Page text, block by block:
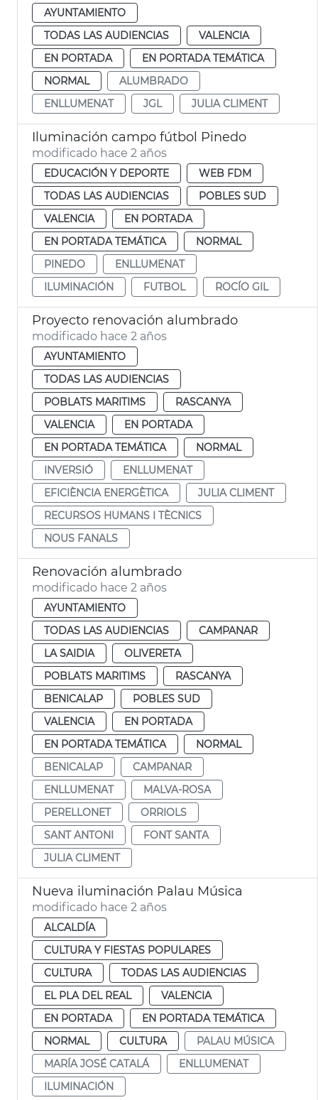
AYUNTAMIENTO
TODAS LAS AUDIENCIAS
VALENCIA
EN PORTADA
EN PORTADA TEMÁTICA
NORMAL
ALUMBRADO
ENLLUMENAT
JGL JULIA CLIMENT
Iluminación campo fútbol Pinedo
modificado hace 2 años
EDUCACIÓN Y DEPORTE
WEB FDM
TODAS LAS AUDIENCIAS
POBLES SUD
VALENCIA
EN PORTADA
EN PORTADA TEMÁTICA
NORMAL
PINEDO
ENLLUMENAT
ILUMINACIÓN
FUTBOL ROCÍO GIL
Proyecto renovación alumbrado
modificado hace 2 años
AYUNTAMIENTO
TODAS LAS AUDIENCIAS
POBLATS MARITIMS
RASCANYA
VALENCIA
EN PORTADA
EN PORTADA TEMÁTICA
NORMAL
INVERSIÓ
ENLLUMENAT
EFICIÈNCIA ENERGÈTICA
JULIA CLIMENT
RECURSOS HUMANS I TÈCNICS
NOUS FANALS
Renovación alumbrado
modificado hace 2 años
AYUNTAMIENTO
TODAS LAS AUDIENCIAS
CAMPANAR
LA SAIDIA
OLIVERETA
POBLATS MARITIMS
RASCANYA
BENICALAP
POBLES SUD
VALENCIA
EN PORTADA
EN PORTADA TEMÁTICA
NORMAL
BENICALAP
CAMPANAR
ENLLUMENAT
MALVA-ROSA
PERELLONET
ORRIOLS
SANT ANTONI
FONT SANTA
JULIA CLIMENT
Nueva iluminación Palau Música
modificado hace 2 años
ALCALDÍA
CULTURA Y FIESTAS POPULARES
CULTURA
TODAS LAS AUDIENCIAS
EL PLA DEL REAL
VALENCIA
EN PORTADA
EN PORTADA TEMÁTICA
NORMAL
CULTURA
PALAU MÚSICA
MARÍA JOSÉ CATALÁ
ENLLUMENAT
ILUMINACIÓN